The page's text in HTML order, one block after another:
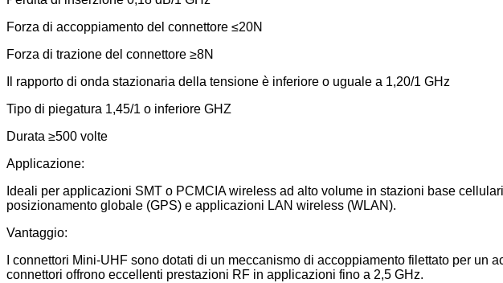
Forza di accoppiamento del connettore ≤20N
Forza di trazione del connettore ≥8N
Il rapporto di onda stazionaria della tensione è inferiore o uguale a 1,20/1 GHz
Tipo di piegatura 1,45/1 o inferiore GHZ
Durata ≥500 volte
Applicazione:
Ideali per applicazioni SMT o PCMCIA wireless ad alto volume in stazioni base
posizionamento globale (GPS) e applicazioni LAN wireless (WLAN).
Vantaggio:
I connettori Mini-UHF sono dotati di un meccanismo di accoppiamento filettato per
connettori offrono eccellenti prestazioni RF in applicazioni fino a 2,5 GHz.